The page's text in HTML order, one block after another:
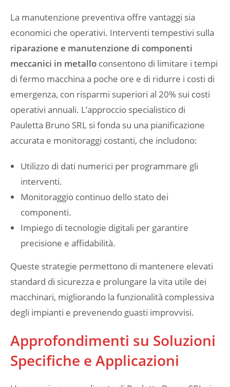
La manutenzione preventiva offre vantaggi sia
economici che operativi. Interventi tempestivi sulla
riparazione e manutenzione di componenti
meccanici in metallo consentono di limitare i tempi
di fermo macchina a poche ore e di ridurre i costi di
emergenza, con risparmi superiori al 20% sui costi
operativi annuali. L’approccio specialistico di
Pauletta Bruno SRL si fonda su una pianificazione
accurata e monitoraggi costanti, che includono:
Utilizzo di dati numerici per programmare gli
interventi.
Monitoraggio continuo dello stato dei
componenti.
Impiego di tecnologie digitali per garantire
precisione e affidabilità.
Queste strategie permettono di mantenere elevati
standard di sicurezza e prolungare la vita utile dei
macchinari, migliorando la funzionalità complessiva
degli impianti e prevenendo guasti improvvisi.
Approfondimenti su Soluzioni
Specifiche e Applicazioni